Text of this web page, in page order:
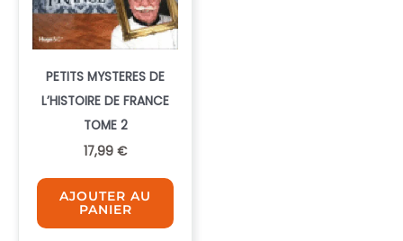
PETITS MYSTERES DE
L’HISTOIRE DE FRANCE
TOME 2
17,99 €
AJOUTER AU
PANIER